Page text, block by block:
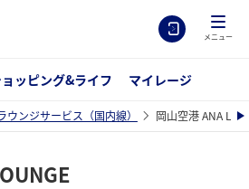
メニュー
ッピング&ライフ マイレージ
ウンジサービス（国内線） 岡山空港 ANA